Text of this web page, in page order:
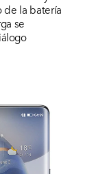
de la batería
se